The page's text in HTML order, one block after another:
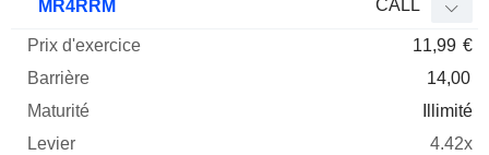
MR4RRM CALL
11,99 €
14,00
Illimité
4.42x